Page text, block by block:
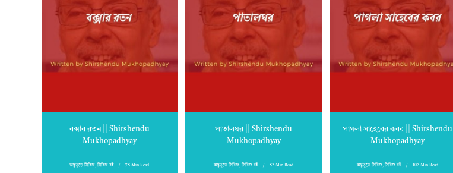
বক্সার রতন || Shirshendu
Mukhopadhyay
অদ্ভুতুড়ে সিরিজ,সিরিজ বই 78 Min Read
পাতালঘর || Shirshendu
Mukhopadhyay
অদ্ভুতুড়ে সিরিজ,সিরিজ বই 82 Min Read
পাগলা সাহেবের কবর || Shirshendu
Mukhopadhyay
অদ্ভুতুড়ে সিরিজ,সিরিজ বই 102 Min Read